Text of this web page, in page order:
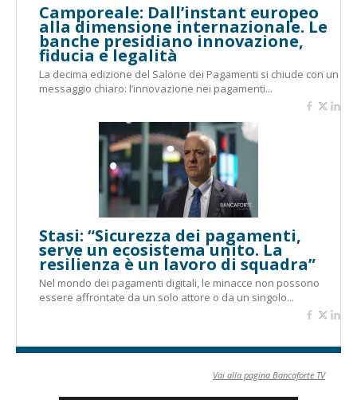
Camporeale: Dall’instant europeo
alla dimensione internazionale. Le
banche presidiano innovazione,
fiducia e legalità
La decima edizione del Salone dei Pagamenti si chiude con un
messaggio chiaro: l’innovazione nei pagamenti...
Stasi: “Sicurezza dei pagamenti,
serve un ecosistema unito. La
resilienza è un lavoro di squadra”
Nel mondo dei pagamenti digitali, le minacce non possono
essere affrontate da un solo attore o da un singolo...
Vai alla pagina Bancaforte TV